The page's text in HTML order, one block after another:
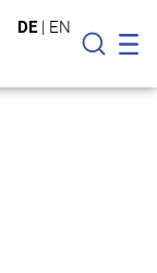
DE | EN
Suche